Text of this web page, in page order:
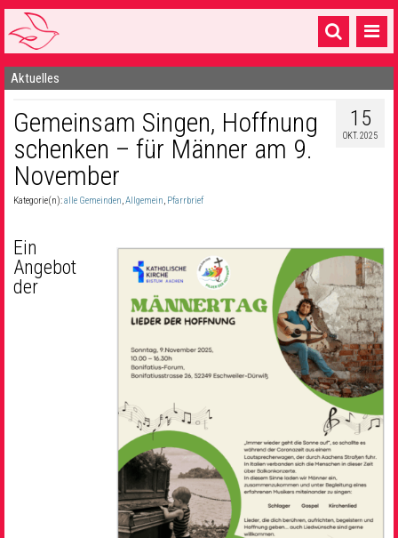
Startseite
1 Pfarrei
16 Gemeinden & mehr
Gottesdienste & Sinnsuche
Gemeinschaft & Soziales
Musik
Aktuelles
15
OKT. 2025
Gemeinsam Singen, Hoffnung
schenken – für Männer am 9.
November
Kategorie(n):alle Gemeinden,Allgemein, Pfarrbrief
Ein
Angebot
der